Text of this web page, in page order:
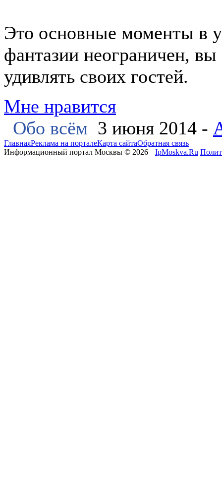
Это основные моменты в
фантазии неограничен,
удивлять своих гостей.
Мне нравится
Обо всём 3 июня 2014 -
ГлавнаяРеклама на порталеКарта сайтаОбратная связь
Информационный портал Москвы © 2026
IpMoskva.Ru